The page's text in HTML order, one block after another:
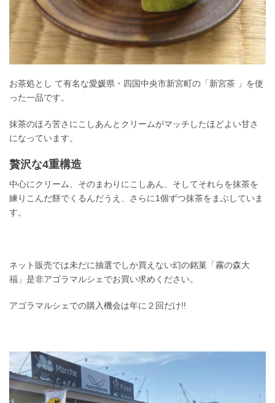
お茶処とし て有名な愛媛県・四国中央市新宮町の「新宮茶 」を使
った一品です。
抹茶のほろ苦さにこしあんとクリームがマッチしたほどよい甘さ
になっています。
贅沢な4重構造
中心にクリーム、そのまわりにこしあん、そしてそれらを抹茶を
練りこんだ餅でくるんだうえ、さらに1個ずつ抹茶をまぶしていま
す。
ネット販売では未だに抽選でしか買えない幻の銘菓「霧の森大
福」是非アゴラマルシェでお買い求めください。
アゴラマルシェでの購入機会は年に２回だけ!!